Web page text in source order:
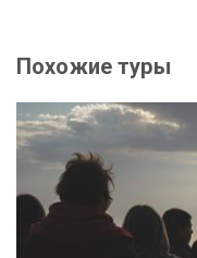
Похожие туры